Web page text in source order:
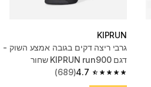
KIPRUN
גרבי ריצה דקים בגובה אמצע השוק -
דגם KIPRUN run900 שחור
4.7
4.7 out of 5 stars from 689 reviews
(689)